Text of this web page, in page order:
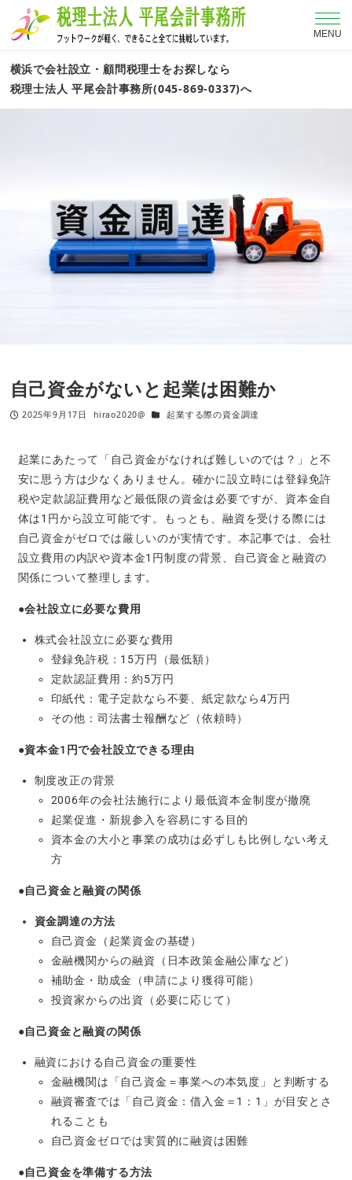
MENU
横浜で会社設立・顧問税理士をお探しなら
税理士法人 平尾会計事務所(045-869-0337)へ
自己資金がないと起業は困難か
2025年9月17日 hirao2020@ 起業する際の資金調達
起業にあたって「自己資金がなければ難しいのでは？」と不
安に思う方は少なくありません。確かに設立時には登録免許
税や定款認証費用など最低限の資金は必要ですが、資本金自
体は1円から設立可能です。もっとも、融資を受ける際には
自己資金がゼロでは厳しいのが実情です。本記事では、会社
設立費用の内訳や資本金1円制度の背景、自己資金と融資の
関係について整理します。
●会社設立に必要な費用
株式会社設立に必要な費用
登録免許税：15万円（最低額）
定款認証費用：約5万円
印紙代：電子定款なら不要、紙定款なら4万円
その他：司法書士報酬など（依頼時）
●資本金1円で会社設立できる理由
制度改正の背景
2006年の会社法施行により最低資本金制度が撤廃
起業促進・新規参入を容易にする目的
資本金の大小と事業の成功は必ずしも比例しない考え
方
●自己資金と融資の関係
資金調達の方法
自己資金（起業資金の基礎）
金融機関からの融資（日本政策金融公庫など）
補助金・助成金（申請により獲得可能）
投資家からの出資（必要に応じて）
●自己資金と融資の関係
融資における自己資金の重要性
金融機関は「自己資金＝事業への本気度」と判断する
融資審査では「自己資金：借入金＝1：1」が目安とさ
れることも
自己資金ゼロでは実質的に融資は困難
●自己資金を準備する方法